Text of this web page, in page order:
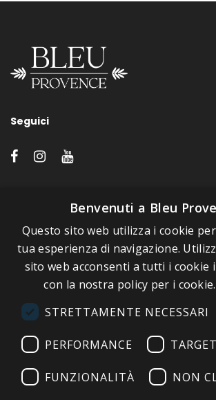
Seguici
A proposito di Bleu Provence
Informazioni legali
Condizioni di vendita
Contatti
Benvenuti a Bleu
Questo sito web utilizza i cookie
tua esperienza di navigazione.
sito web acconsenti a tutti i cookie
con la nostra policy per i cookie.
STRETTAMENTE NECESSARI
PERFORMANCE
FUNZIONALITÀ NON